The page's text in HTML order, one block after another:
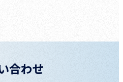
合わせ